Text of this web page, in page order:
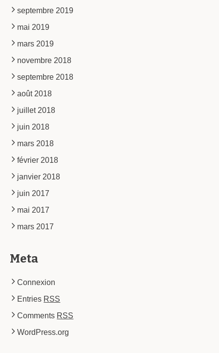
septembre 2019
mai 2019
mars 2019
novembre 2018
septembre 2018
août 2018
juillet 2018
juin 2018
mars 2018
février 2018
janvier 2018
juin 2017
mai 2017
mars 2017
Meta
Connexion
Entries RSS
Comments RSS
WordPress.org